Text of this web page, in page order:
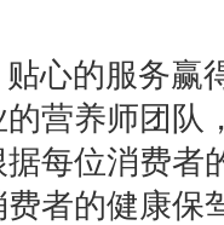
贴心的服务赢
营养师团队
每位消费者
者的健康保